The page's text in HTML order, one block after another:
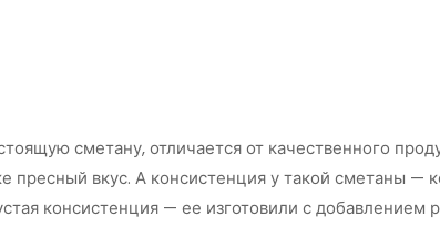
сметану, отличается от качественного
пресный вкус. А консистенция у такой сметаны —
консистенция — ее изготовили с добавлением